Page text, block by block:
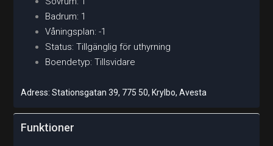
Badrum: 1
Våningsplan: -1
Status: Tillgänglig för uthyrning
Boendetyp: Tillsvidare
Adress: Stationsgatan 39, 775 50, Krylbo, Avesta
Funktioner